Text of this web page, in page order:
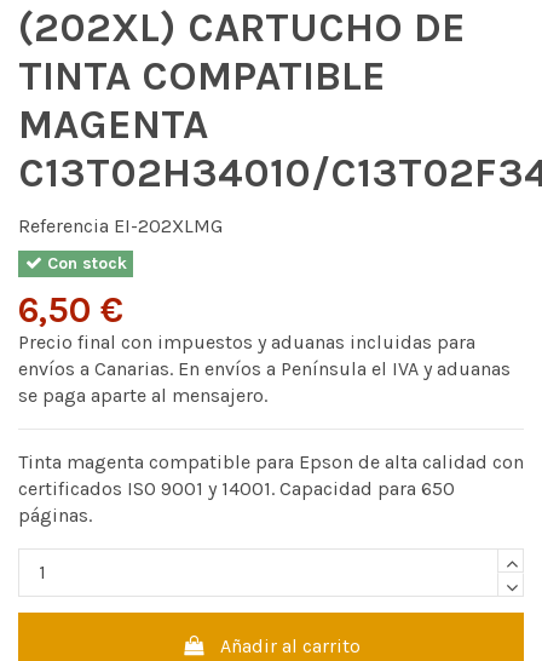
(202XL) CARTUCHO DE
TINTA COMPATIBLE
MAGENTA
C13T02H34010/
Referencia EI-202XLMG
Con stock
6,50 €
Precio final con impuestos y aduanas incluidas para
envíos a Canarias. En envíos a Península el IVA y aduanas
se paga aparte al mensajero.
Tinta magenta compatible para Epson de alta calidad con
certificados ISO 9001 y 14001. Capacidad para 650
páginas.
Añadir al carrito